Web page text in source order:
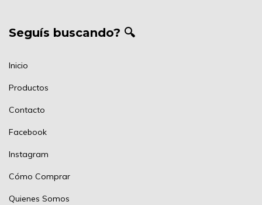
Seguís buscando? 🔍
Inicio
Productos
Contacto
Facebook
Instagram
Cómo Comprar
Quienes Somos